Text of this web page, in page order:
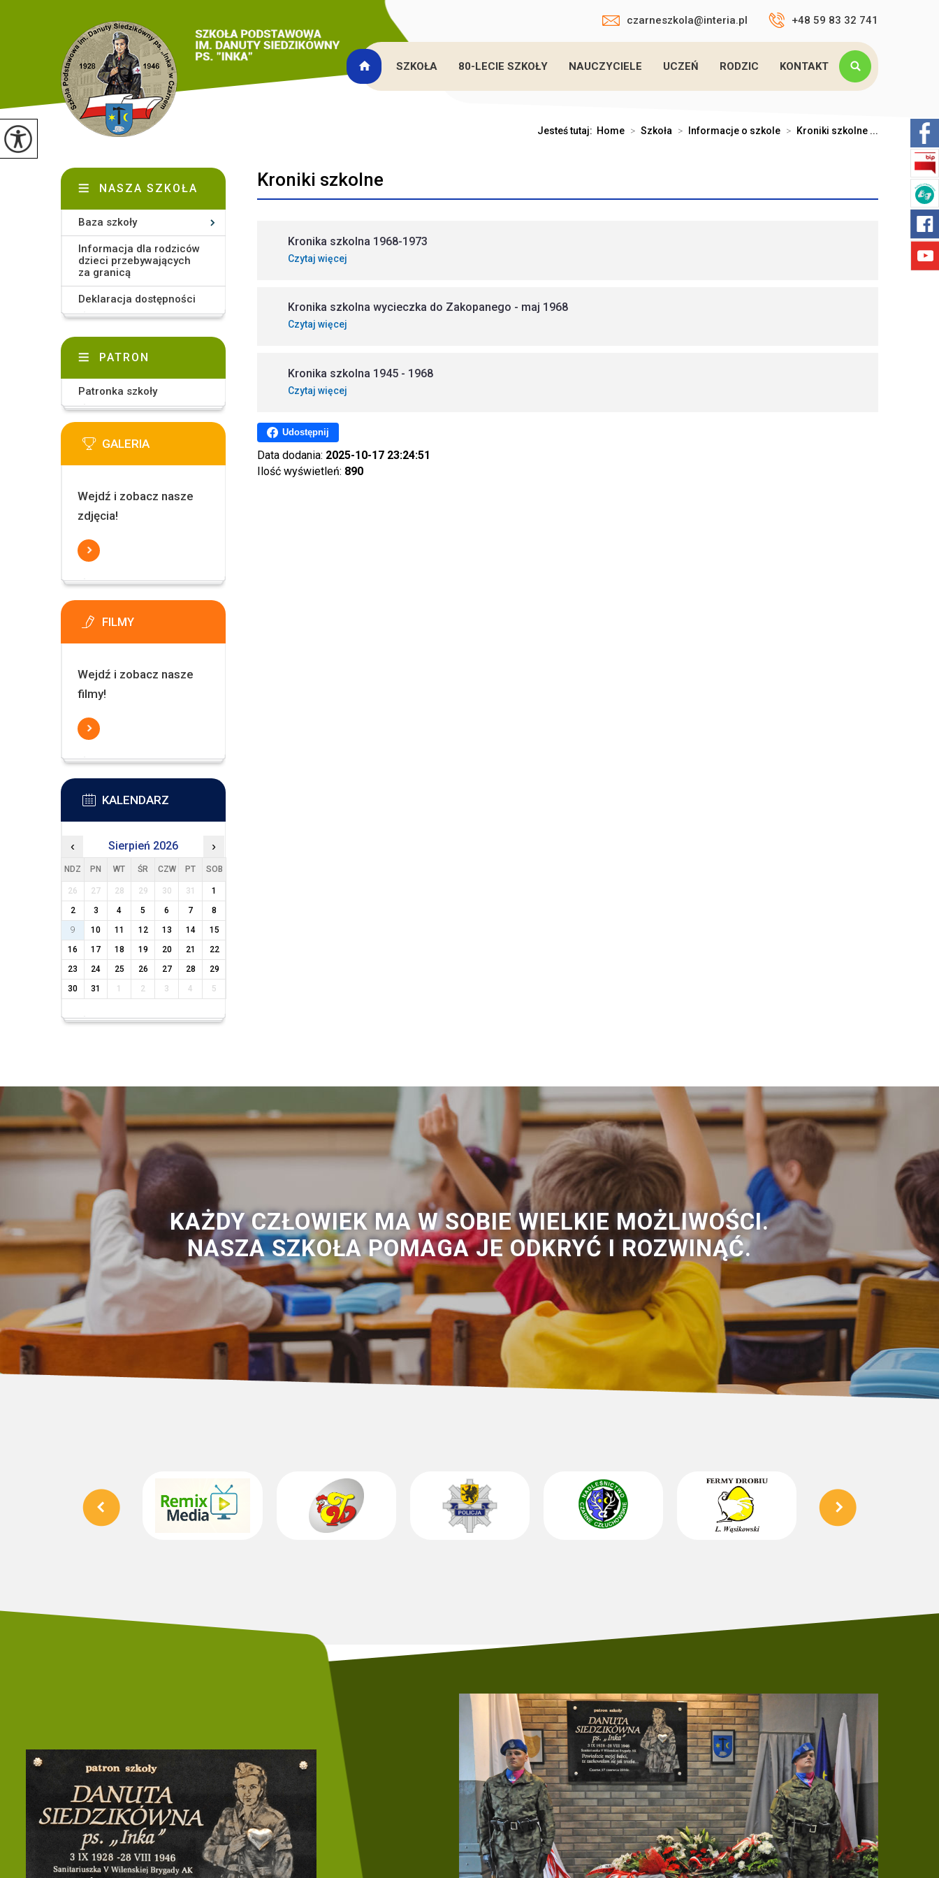
czarneszkola@interia.pl +48 59 83 32 741
SZKOŁA 80-LECIE SZKOŁY NAUCZYCIELE UCZEŃ RODZIC KONTAKT
Jesteś tutaj: Home > Szkoła > Informacje o szkole > Kroniki szkolne ...
Kroniki szkolne
Kronika szkolna 1968-1973
Czytaj więcej
Kronika szkolna wycieczka do Zakopanego - maj 1968
Czytaj więcej
Kronika szkolna 1945 - 1968
Czytaj więcej
Udostępnij
Data dodania: 2025-10-17 23:24:51
Ilość wyświetleń: 890
NASZA SZKOŁA
Baza szkoły
Informacja dla rodziców
dzieci przebywających
za granicą
Deklaracja dostępności
PATRON
Patronka szkoły
GALERIA
Wejdź i zobacz nasze
zdjęcia!
FILMY
Wejdź i zobacz nasze
filmy!
KALENDARZ
‹ Sierpień 2026 ›
NDZ PN WT ŚR CZW PT SOB
26 27 28 29 30 31
1
2
3 4 5 6 7
8
9
10 11 12 13 14
15
16
17 18 19 20 21
22
23
24 25 26 27 28
29
30
31 1 2 3 4 5
KAŻDY CZŁOWIEK MA W SOBIE WIELKIE MOŻLIWOŚCI.
NASZA SZKOŁA POMAGA JE ODKRYĆ I ROZWINĄĆ.